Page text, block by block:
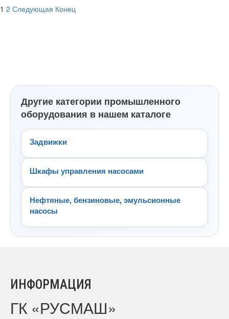
1 2 Следующая Конец
Другие категории промышленного
оборудования в нашем каталоге
Задвижки
Шкафы управления насосами
Нефтяные, бензиновые, эмульсионные
насосы
ИНФОРМАЦИЯ
ГК «РУСМАШ»